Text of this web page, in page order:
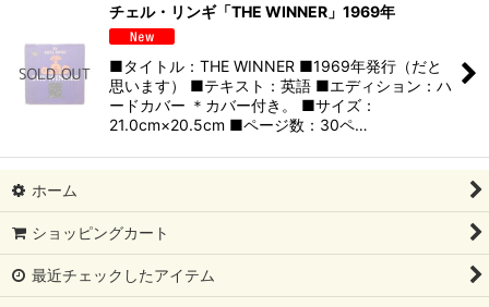
チェル・リンギ「THE WINNER」1969年
■タイトル：THE WINNER ■1969年発行（だと
思います） ■テキスト：英語 ■エディション：ハ
ードカバー ＊カバー付き。 ■サイズ：
21.0cm×20.5cm ■ページ数：30ペ…
ホーム
ショッピングカート
最近チェックしたアイテム